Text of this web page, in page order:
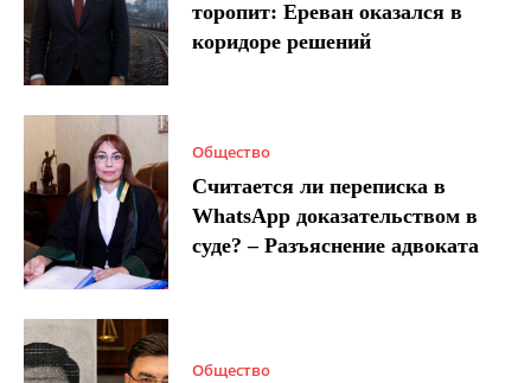
торопит: Ереван оказался в
коридоре решений
Общество
Считается ли переписка в
WhatsApp доказательством в
суде? – Разъяснение адвоката
Общество